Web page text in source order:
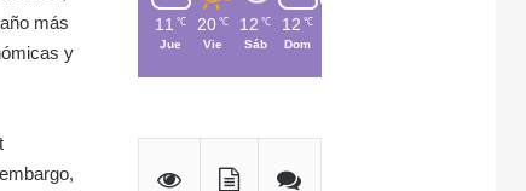
más
y
11 ℃
Jue
20 ℃
Vie
12 ℃
Sáb
12 ℃
Dom